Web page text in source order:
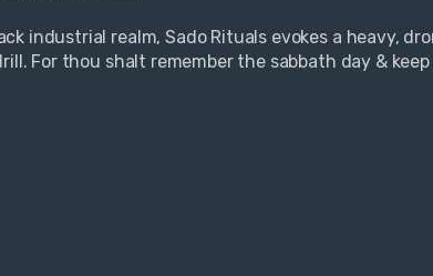
industrial realm, Sado Rituals evokes a heavy,
For thou shalt remember the sabbath day &